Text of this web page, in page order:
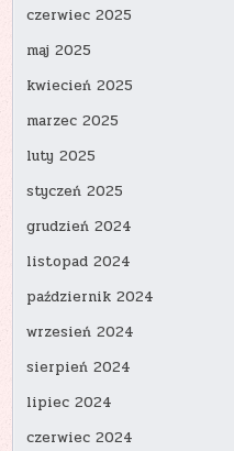
czerwiec 2025
maj 2025
kwiecień 2025
marzec 2025
luty 2025
styczeń 2025
grudzień 2024
listopad 2024
październik 2024
wrzesień 2024
sierpień 2024
lipiec 2024
czerwiec 2024